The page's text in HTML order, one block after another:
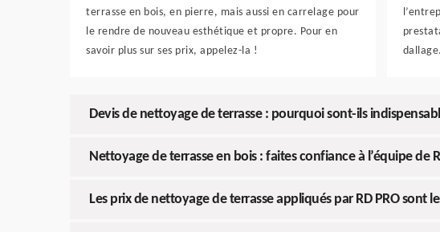
terrasse en bois, en pierre, mais aussi en carrelage pour
le rendre de nouveau esthétique et propre. Pour en
savoir plus sur ses prix, appelez-la !
Devis de nettoyage de terrasse : pourquoi sont-ils
Nettoyage de terrasse en bois : faites confiance à l’équipe de
Les prix de nettoyage de terrasse appliqués par RD PRO sont